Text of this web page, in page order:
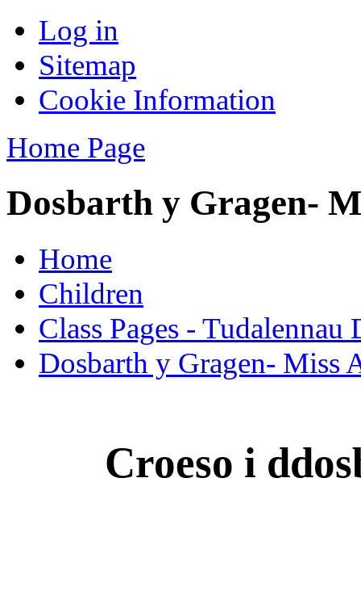
Log in
Sitemap
Cookie Information
Home Page
Dosbarth y Gragen-
Home
Children
Class Pages - Tudalennau
Dosbarth y Gragen- Miss
Croeso i